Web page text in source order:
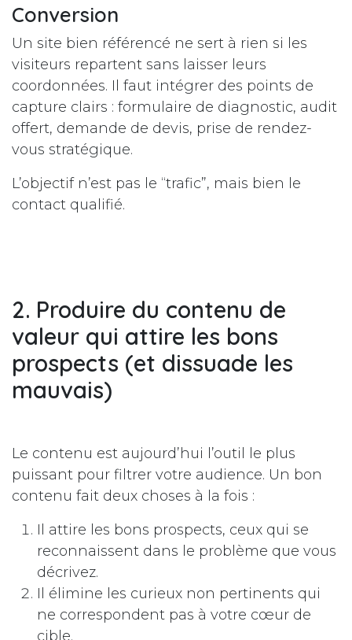
Conversion
Un site bien référencé ne sert à rien si les
visiteurs repartent sans laisser leurs
coordonnées. Il faut intégrer des points de
capture clairs : formulaire de diagnostic, audit
offert, demande de devis, prise de rendez-
vous stratégique.
L’objectif n’est pas le “trafic”, mais bien le
contact qualifié.
2. Produire du contenu de
valeur qui attire les bons
prospects (et dissuade les
mauvais)
Le contenu est aujourd’hui l’outil le plus
puissant pour filtrer votre audience. Un bon
contenu fait deux choses à la fois :
Il attire les bons prospects, ceux qui se
reconnaissent dans le problème que vous
décrivez.
Il élimine les curieux non pertinents qui
ne correspondent pas à votre cœur de
cible.